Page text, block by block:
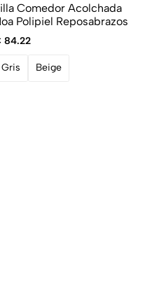
Comedor Acolchada
Polipiel Reposabrazos
84.22
Gris Beige